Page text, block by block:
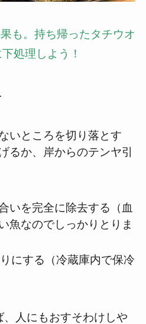
も。持ち帰ったタチウオ
処理しよう！
いところを切り落とす
るか、岸からのテンヤ引
いを完全に除去する（血
魚なのでしっかりとりま
にする（冷蔵庫内で保冷
人にもおすそわけしや